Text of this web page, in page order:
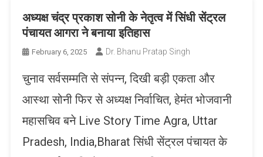
अध्यक्ष चंद्र प्रकाश सोनी के नेतृत्व में सिंधी सेंट्रल
पंचायत आगरा ने बनाया इतिहास
February 6, 2025 Dr. Bhanu Pratap Singh
चुनाव सर्वसम्मति से संपन्न, दिखी बड़ी एकता और
आस्था सोनी फिर से अध्यक्ष निर्वाचित, हेमंत भोजवानी
महासचिव बने Live Story Time Agra, Uttar
Pradesh, India,Bharat सिंधी सेंट्रल पंचायत के